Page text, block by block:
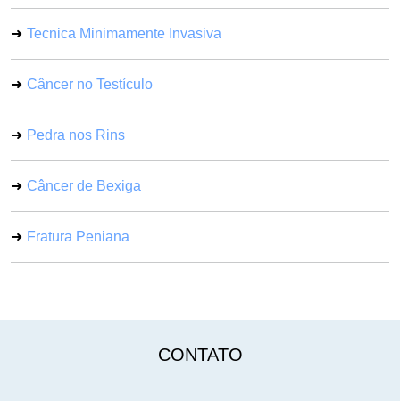
Tecnica Minimamente Invasiva
Câncer no Testículo
Pedra nos Rins
Câncer de Bexiga
Fratura Peniana
CONTATO